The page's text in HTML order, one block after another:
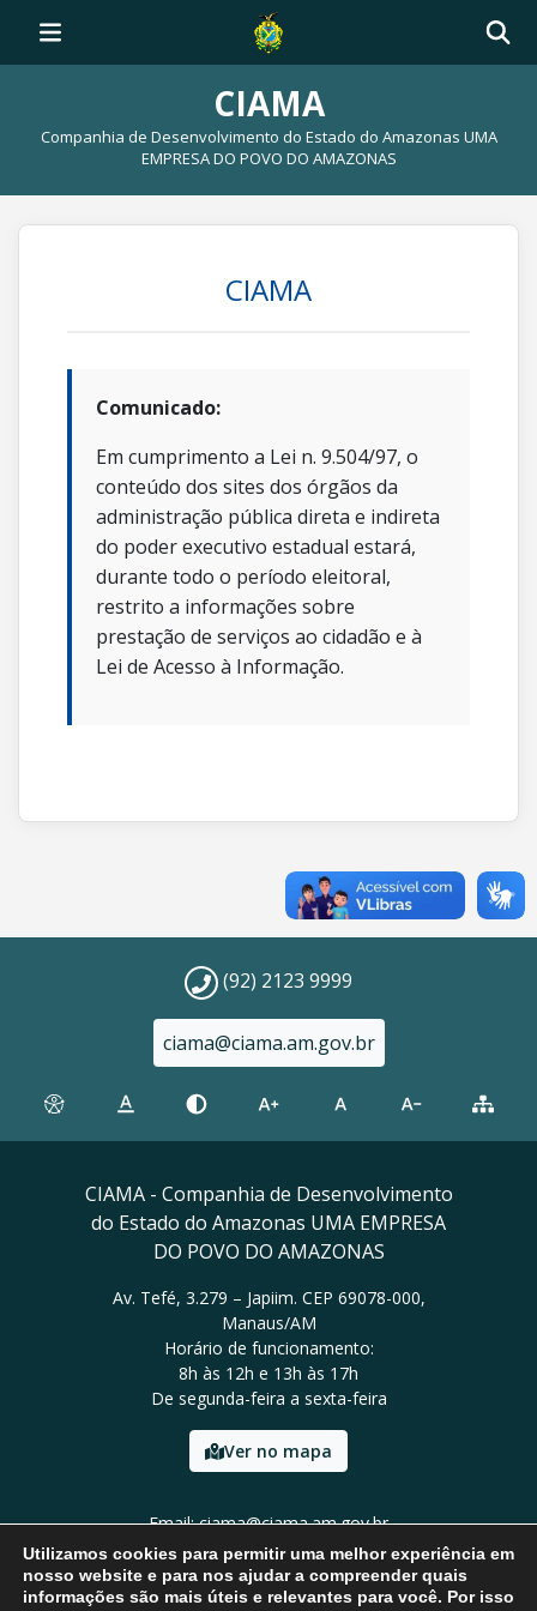
CIAMA
Companhia de Desenvolvimento do Estado do Amazonas UMA
EMPRESA DO POVO DO AMAZONAS
CIAMA
Comunicado:
Em cumprimento a Lei n. 9.504/97, o
conteúdo dos sites dos órgãos da
administração pública direta e indireta
do poder executivo estadual estará,
durante todo o período eleitoral,
restrito a informações sobre
prestação de serviços ao cidadão e à
Lei de Acesso à Informação.
(92) 2123 9999
ciama@ciama.am.gov.br
CIAMA - Companhia de Desenvolvimento
do Estado do Amazonas UMA EMPRESA
DO POVO DO AMAZONAS
Av. Tefé, 3.279 – Japiim. CEP 69078-000,
Manaus/AM
Horário de funcionamento:
8h às 12h e 13h às 17h
De segunda-feira a sexta-feira
Ver no mapa
Email: ciama@ciama.am.gov.br
Tel: (92) 2123 9999
Utilizamos cookies para permitir uma melhor experiência em
nosso website e para nos ajudar a compreender quais
informações são mais úteis e relevantes para você. Por isso